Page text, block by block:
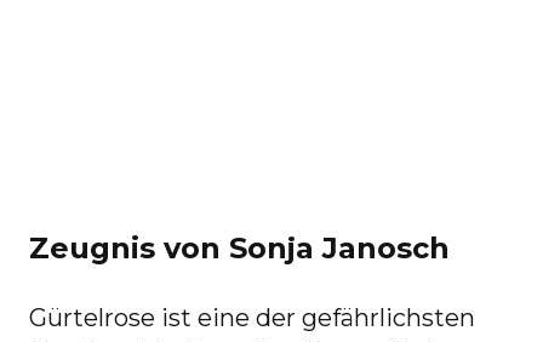
Zeugnis von Sonja Janosch
Gürtelrose ist eine der gefährlichsten